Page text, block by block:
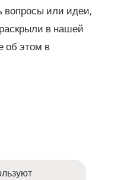
вопросы или идеи,
в нашей
об этом в